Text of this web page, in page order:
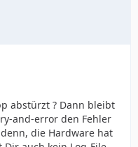
abstürzt ? Dann bleibt
and-error den Fehler
die Hardware hat